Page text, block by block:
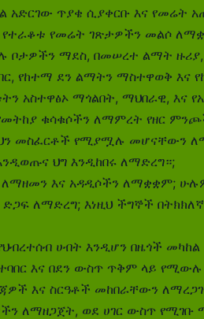
ጥያቄ ሲያቀርቡ እና የመሬት
የመሬት ገጽታዎችን መልሶ
ቦታዎችን ማደስ, በመሠረተ ልማት
የከተማ ደን ልማትን ማስተዋወቅ እና
አስተዋፅኦ ማጎልበት, ማህበራዊ, እና
ቁሳቁሶችን ለማምረት የዘር
መስፈርቶች የሚያሟሉ መሆናቸውን
ህግ እንዲከበሩ ለማድረግ።;
ለማዘመን እና አዳዲሶችን ለማቋቋም;
ለማድረግ; እነዚህ ችግኞች
ሀብት እንዲሆን በዜጎች
እና በደን ውስጥ ጥቅም ላይ የሚውሉ
እና ስርዓቶች መከበራቸውን
ለማዘጋጀት, ወደ ሀገር ውስጥ